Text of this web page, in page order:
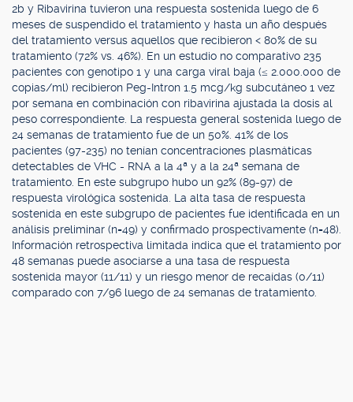
2b y Ribavirina tuvieron una respuesta sostenida luego de 6
meses de suspendido el tratamiento y hasta un año después
del tratamiento versus aquellos que recibieron < 80% de su
tratamiento (72% vs. 46%). En un estudio no comparativo 235
pacientes con genotipo 1 y una carga viral baja (≤ 2.000.000 de
copias/ml) recibieron Peg-Intron 1.5 mcg/kg subcutáneo 1 vez
por semana en combinación con ribavirina ajustada la dosis al
peso correspondiente. La respuesta general sostenida luego de
24 semanas de tratamiento fue de un 50%. 41% de los
pacientes (97-235) no tenían concentraciones plasmáticas
detectables de VHC - RNA a la 4ª y a la 24ª semana de
tratamiento. En este subgrupo hubo un 92% (89-97) de
respuesta virológica sostenida. La alta tasa de respuesta
sostenida en este subgrupo de pacientes fue identificada en un
análisis preliminar (n=49) y confirmado prospectivamente (n=48).
Información retrospectiva limitada indica que el tratamiento por
48 semanas puede asociarse a una tasa de respuesta
sostenida mayor (11/11) y un riesgo menor de recaídas (0/11)
comparado con 7/96 luego de 24 semanas de tratamiento.